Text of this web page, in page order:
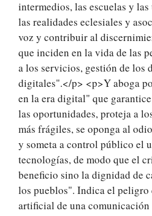
intermedios, las escuelas y
las realidades eclesiales y
voz y contribuir al
que inciden en la vida de las
a los servicios, gestión de los
digitales".</p> <p>Y aboga
en la era digital" que
las oportunidades, proteja a
más frágiles, se oponga al
y someta a control público el
tecnologías, de modo que el
beneficio sino la dignidad de
los pueblos". Indica el
artificial de una